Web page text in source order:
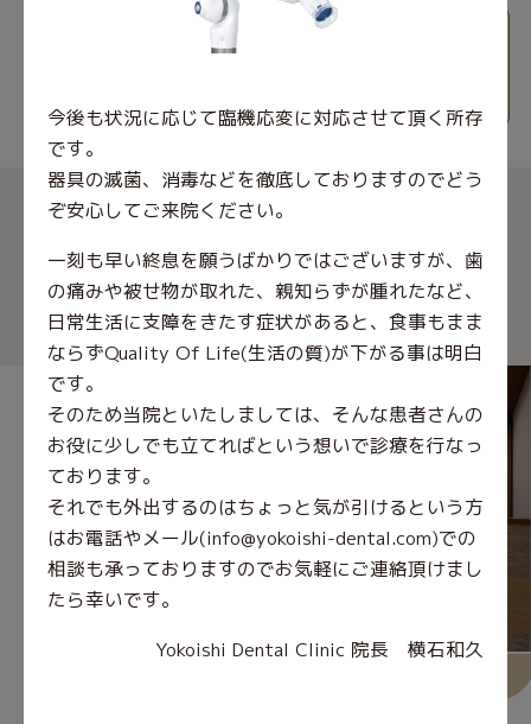
ここからはじめましょう！
今後も状況に応じて臨機応変に対応させて頂く所存
です。
器具の滅菌、消毒などを徹底しておりますのでどう
ぞ安心してご来院ください。
一刻も早い終息を願うばかりではございますが、歯
の痛みや被せ物が取れた、親知らずが腫れたなど、
日常生活に支障をきたす症状があると、食事もまま
ならずQuality Of Life(生活の質)が下がる事は明白
です。
そのため当院といたしましては、そんな患者さんの
お役に少しでも立てればという想いで診療を行なっ
ております。
それでも外出するのはちょっと気が引けるという方
はお電話やメール(info@yokoishi-dental.com)での
相談も承っておりますのでお気軽にご連絡頂けまし
たら幸いです。
Yokoishi Dental Clinic 院長 横石和久